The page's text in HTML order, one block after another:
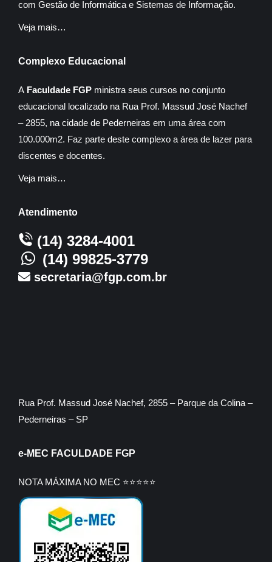
com Gestão de Informática e Sistemas de Informação.
Veja mais…
Complexo Educacional
A Faculdade FGP ministra seus cursos no conjunto
educacional localizado na Rua Prof. Massud José Nachef
– 2855, na cidade de Pederneiras em uma área com
100.000m2. Faz parte deste complexo a área de lazer para
discentes e docentes.
Veja mais…
Atendimento
(14) 3284-4001
(14) 99825-3779
secretaria@fgp.com.br
Rua Prof. Massud José Nachef, 2855 – Parque da Colina –
Pederneiras – SP
e-MEC FACULDADE FGP
NOTA MÁXIMA NO MEC ⭐⭐⭐⭐⭐